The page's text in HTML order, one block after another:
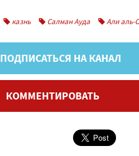
казнь Салман Ауда Али аль-
ПОДПИСАТЬСЯ НА КАНАЛ
КОММЕНТИРОВАТЬ